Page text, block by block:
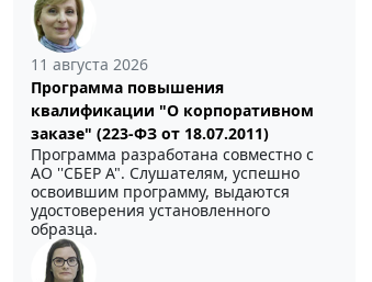
11 августа 2026
Программа повышения
квалификации "О корпоративном
заказе" (223-ФЗ от 18.07.2011)
Программа разработана совместно с
АО ''СБЕР А". Слушателям, успешно
освоившим программу, выдаются
удостоверения установленного
образца.